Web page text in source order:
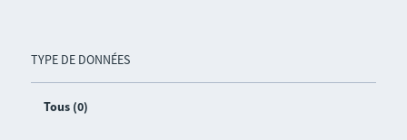
TYPE DE DONNÉES
Tous (0)